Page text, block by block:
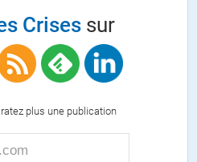
to-vivianeredingeu-save-
Crisessur
plus une publication